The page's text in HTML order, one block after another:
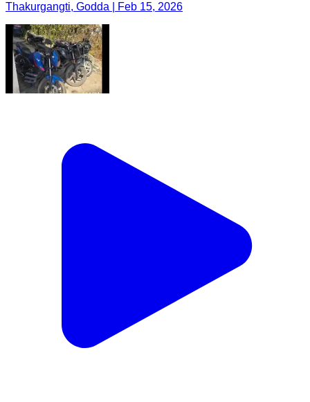
Thakurgangti, Godda | Feb 15, 2026